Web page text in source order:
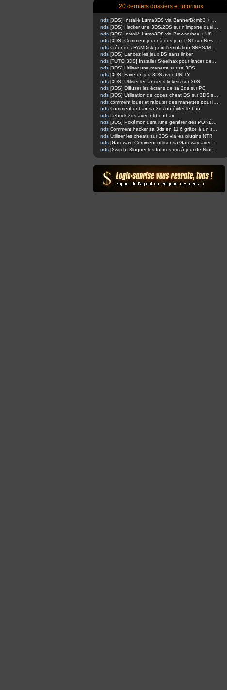
20 derniers dossiers et tutoriaux
nds
nds
nds
nds
nds
nds [3DS] Lancez les jeux DS sans linker
nds
nds [3DS] Utiliser une manette sur sa 3DS
nds [3DS] Faire un jeu 3DS avec UNITY
nds [3DS] Utiliser les anciens linkers sur 3DS
nds [3DS] Diffuser les écrans de sa 3ds sur PC
nds
nds
nds Comment unban sa 3ds ou éviter le ban
nds Debrick 3ds avec ntrboothax
nds
nds
nds Utiliser les cheats sur 3DS via les plugins NTR
nds
nds